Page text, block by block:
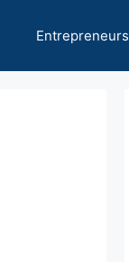
Entrepreneurs